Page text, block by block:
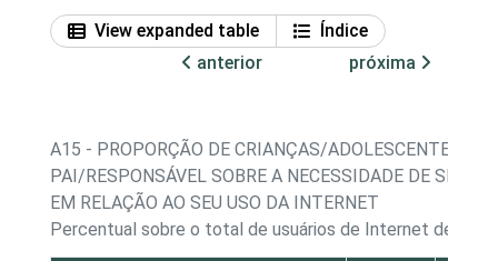
View expanded table
Índice
anterior
próxima
A15 - PROPORÇÃO DE CRIANÇAS/ADOLESCENTES,
PAI/RESPONSÁVEL SOBRE A NECESSIDADE DE SE
EM RELAÇÃO AO SEU USO DA INTERNET
Percentual sobre o total de usuários de Internet de 9 a